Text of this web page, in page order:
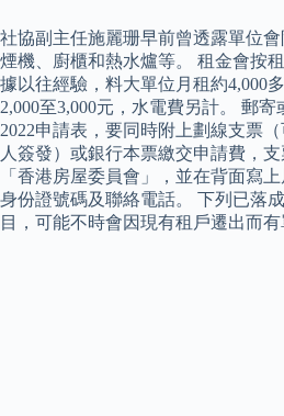
社協副主任施麗珊早前曾透露單位
煙機、廚櫃和熱水爐等。 租金會按
據以往經驗，料大單位月租約4,000
2,000至3,000元，水電費另計。 郵
2022申請表，要同時附上劃線支票
人簽發）或銀行本票繳交申請費，
「香港房屋委員會」，並在背面寫
身份證號碼及聯絡電話。 下列已落
目，可能不時會因現有租戶遷出而有